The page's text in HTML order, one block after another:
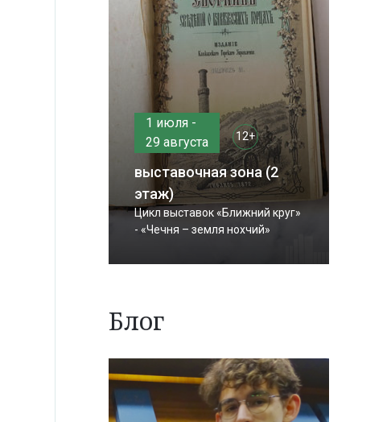
1 июля -
29 августа
12+
выставочная зона (2
этаж)
Цикл выставок «Ближний круг»
- «Чечня – земля нохчий»
Блог